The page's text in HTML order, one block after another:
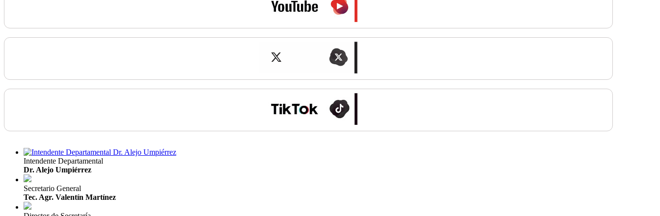
Intendente Departamental
Dr. Alejo Umpiérrez
Secretario General
Tec. Agr. Valentín Martínez